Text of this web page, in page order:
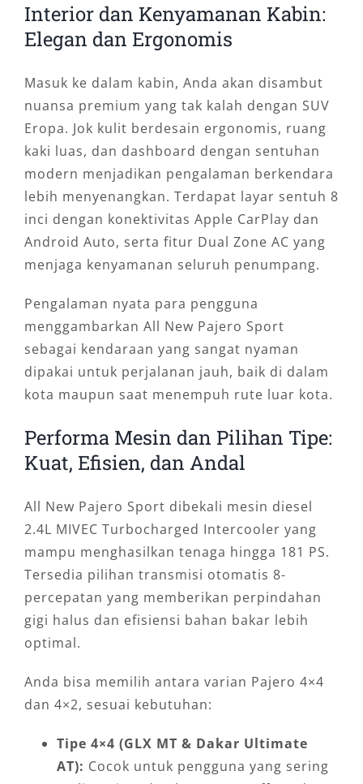
Interior dan Kenyamanan Kabin:
Elegan dan Ergonomis
Masuk ke dalam kabin, Anda akan disambut
nuansa premium yang tak kalah dengan SUV
Eropa. Jok kulit berdesain ergonomis, ruang
kaki luas, dan dashboard dengan sentuhan
modern menjadikan pengalaman berkendara
lebih menyenangkan. Terdapat layar sentuh 8
inci dengan konektivitas Apple CarPlay dan
Android Auto, serta fitur Dual Zone AC yang
menjaga kenyamanan seluruh penumpang.
Pengalaman nyata para pengguna
menggambarkan All New Pajero Sport
sebagai kendaraan yang sangat nyaman
dipakai untuk perjalanan jauh, baik di dalam
kota maupun saat menempuh rute luar kota.
Performa Mesin dan Pilihan Tipe:
Kuat, Efisien, dan Andal
All New Pajero Sport dibekali mesin diesel
2.4L MIVEC Turbocharged Intercooler yang
mampu menghasilkan tenaga hingga 181 PS.
Tersedia pilihan transmisi otomatis 8-
percepatan yang memberikan perpindahan
gigi halus dan efisiensi bahan bakar lebih
optimal.
Anda bisa memilih antara varian Pajero 4×4
dan 4×2, sesuai kebutuhan:
Tipe 4×4 (GLX MT & Dakar Ultimate
AT): Cocok untuk pengguna yang sering